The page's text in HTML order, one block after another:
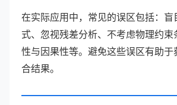
在实际应用中，常见的误区包括：盲
式、忽视残差分析、不考虑物理约束
性与因果性等。避免这些误区有助于
合结果。